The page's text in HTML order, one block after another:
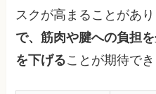
スクが高まることがあ
で、筋肉や腱への負担
を下げることが期待でき